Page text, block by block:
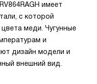
имеет
с которой
меди. Чугунные
и
дизайн модели и
внешний вид.